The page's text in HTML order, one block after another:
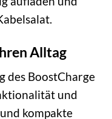
Alltag
des BoostCharge
und
kompakte